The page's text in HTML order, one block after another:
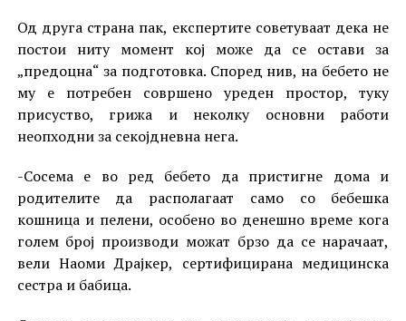
Од друга страна пак, експертите советуваат дека не
постои ниту момент кој може да се остави за
„предоцна“ за подготовка. Според нив, на бебето не
му е потребен совршено уреден простор, туку
присуство, грижа и неколку основни работи
неопходни за секојдневна нега.
-Сосема е во ред бебето да пристигне дома и
родителите да располагаат само со бебешка
кошница и пелени, особено во денешно време кога
голем број производи можат брзо да се нарачаат,
вели Наоми Драјкер, сертифицирана медицинска
сестра и бабица.